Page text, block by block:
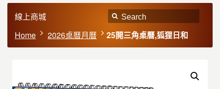
線上商城
Home
2026桌曆月曆 25開三角桌曆,狐狸日和